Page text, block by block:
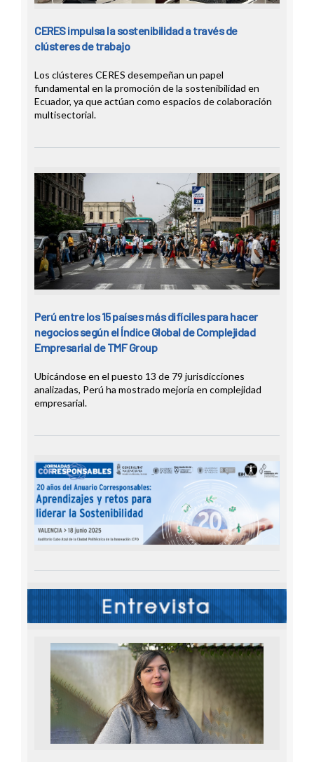
CERES impulsa la sostenibilidad a través de
clústeres de trabajo
Los clústeres CERES desempeñan un papel
fundamental en la promoción de la sostenibilidad en
Ecuador, ya que actúan como espacios de colaboración
multisectorial.
Perú entre los 15 países más difíciles para hacer
negocios según el Índice Global de Complejidad
Empresarial de TMF Group
Ubicándose en el puesto 13 de 79 jurisdicciones
analizadas, Perú ha mostrado mejoría en complejidad
empresarial.